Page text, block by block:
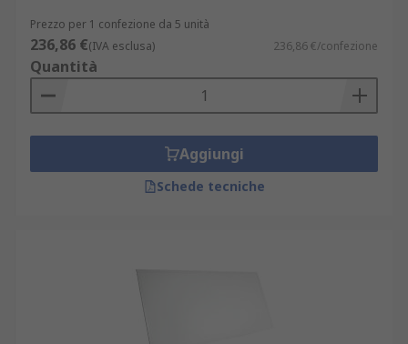
Prezzo per 1 confezione da 5 unità
236,86 €(IVA esclusa) 236,86 €/confezione
Quantità
Aggiungi
Schede tecniche